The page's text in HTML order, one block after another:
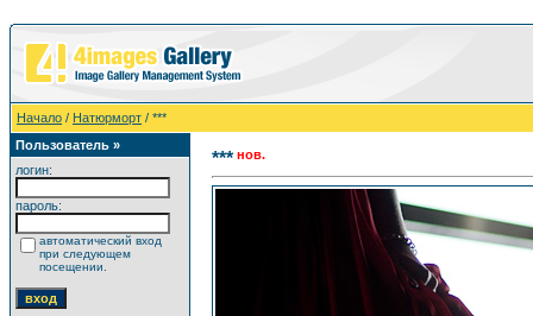
Начало / Натюрморт / ***
Пользователь »
логин:
пароль:
автоматический вход
при следующем
посещении.
*** нов.